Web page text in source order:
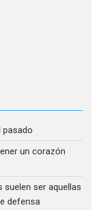
pasado
un corazón
ser aquellas
defensa